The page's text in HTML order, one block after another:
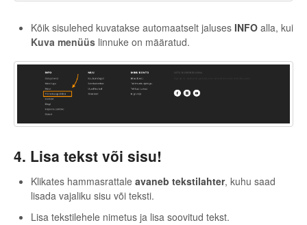
Kõik sisulehed kuvatakse automaatselt jaluses INFO alla, kui
Kuva menüüs linnuke on määratud.
4. Lisa tekst või sisu!
Klikates hammasrattale avaneb tekstilahter, kuhu saad
lisada vajaliku sisu või teksti.
Lisa tekstilehele nimetus ja lisa soovitud tekst.